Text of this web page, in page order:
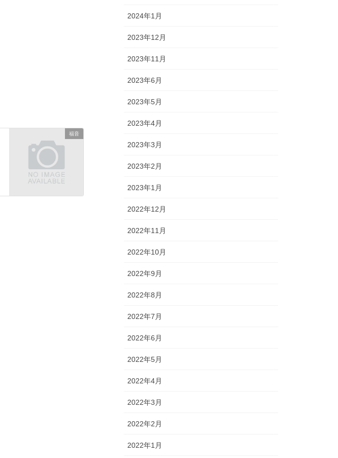
福音
2024年1月
2023年12月
2023年11月
2023年6月
2023年5月
2023年4月
2023年3月
2023年2月
2023年1月
2022年12月
2022年11月
2022年10月
2022年9月
2022年8月
2022年7月
2022年6月
2022年5月
2022年4月
2022年3月
2022年2月
2022年1月